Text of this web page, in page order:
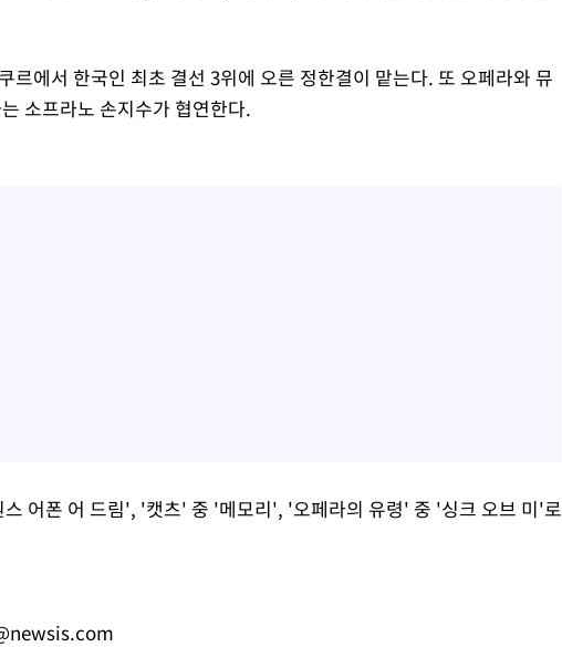
르에서 한국인 최초 결선 3위에 오른 정한결이 맡는다. 또 오페라와 뮤
소프라노 손지수가 협연한다.
어폰 어 드림', '캣츠' 중 '메모리', '오페라의 유령' 중 '싱크 오브 미'로